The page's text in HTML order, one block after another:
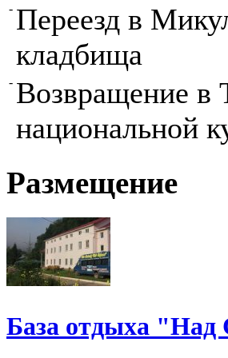
- Переезд в
кладбища
- Возвращение в
национальной
Размещение
База отдыха